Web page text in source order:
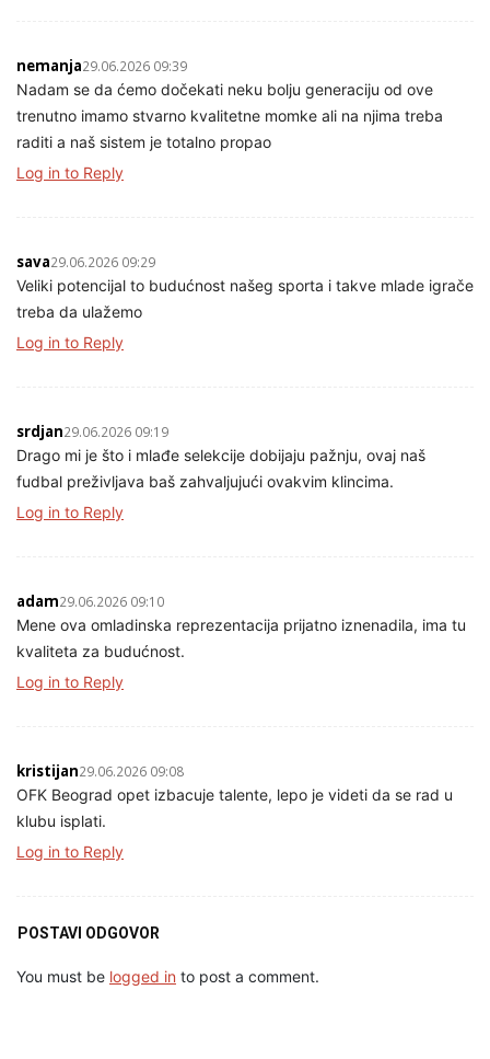
nemanja29.06.2026 09:39
Nadam se da ćemo dočekati neku bolju generaciju od ove
trenutno imamo stvarno kvalitetne momke ali na njima treba
raditi a naš sistem je totalno propao
Log in to Reply
sava29.06.2026 09:29
Veliki potencijal to budućnost našeg sporta i takve mlade igrače
treba da ulažemo
Log in to Reply
srdjan29.06.2026 09:19
Drago mi je što i mlađe selekcije dobijaju pažnju, ovaj naš
fudbal preživljava baš zahvaljujući ovakvim klincima.
Log in to Reply
adam29.06.2026 09:10
Mene ova omladinska reprezentacija prijatno iznenadila, ima tu
kvaliteta za budućnost.
Log in to Reply
kristijan29.06.2026 09:08
OFK Beograd opet izbacuje talente, lepo je videti da se rad u
klubu isplati.
Log in to Reply
POSTAVI ODGOVOR
You must be logged in to post a comment.